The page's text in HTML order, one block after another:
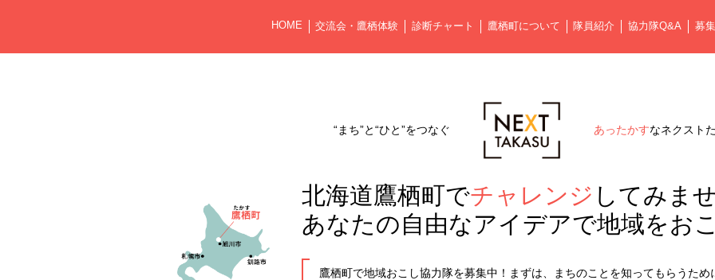
HOME 交流会・鷹栖体験 診断チャート 鷹栖町について 隊員紹介 協力隊Q&A 募
“まち”と“ひと”をつなぐ あったかすなネクスト
北海道鷹栖町でチャレンジ してみま
あなたの自由なアイデアで地域をお
鷹栖町で地域おこし協力隊を募集中！まずは、まちのことを知ってもらうため